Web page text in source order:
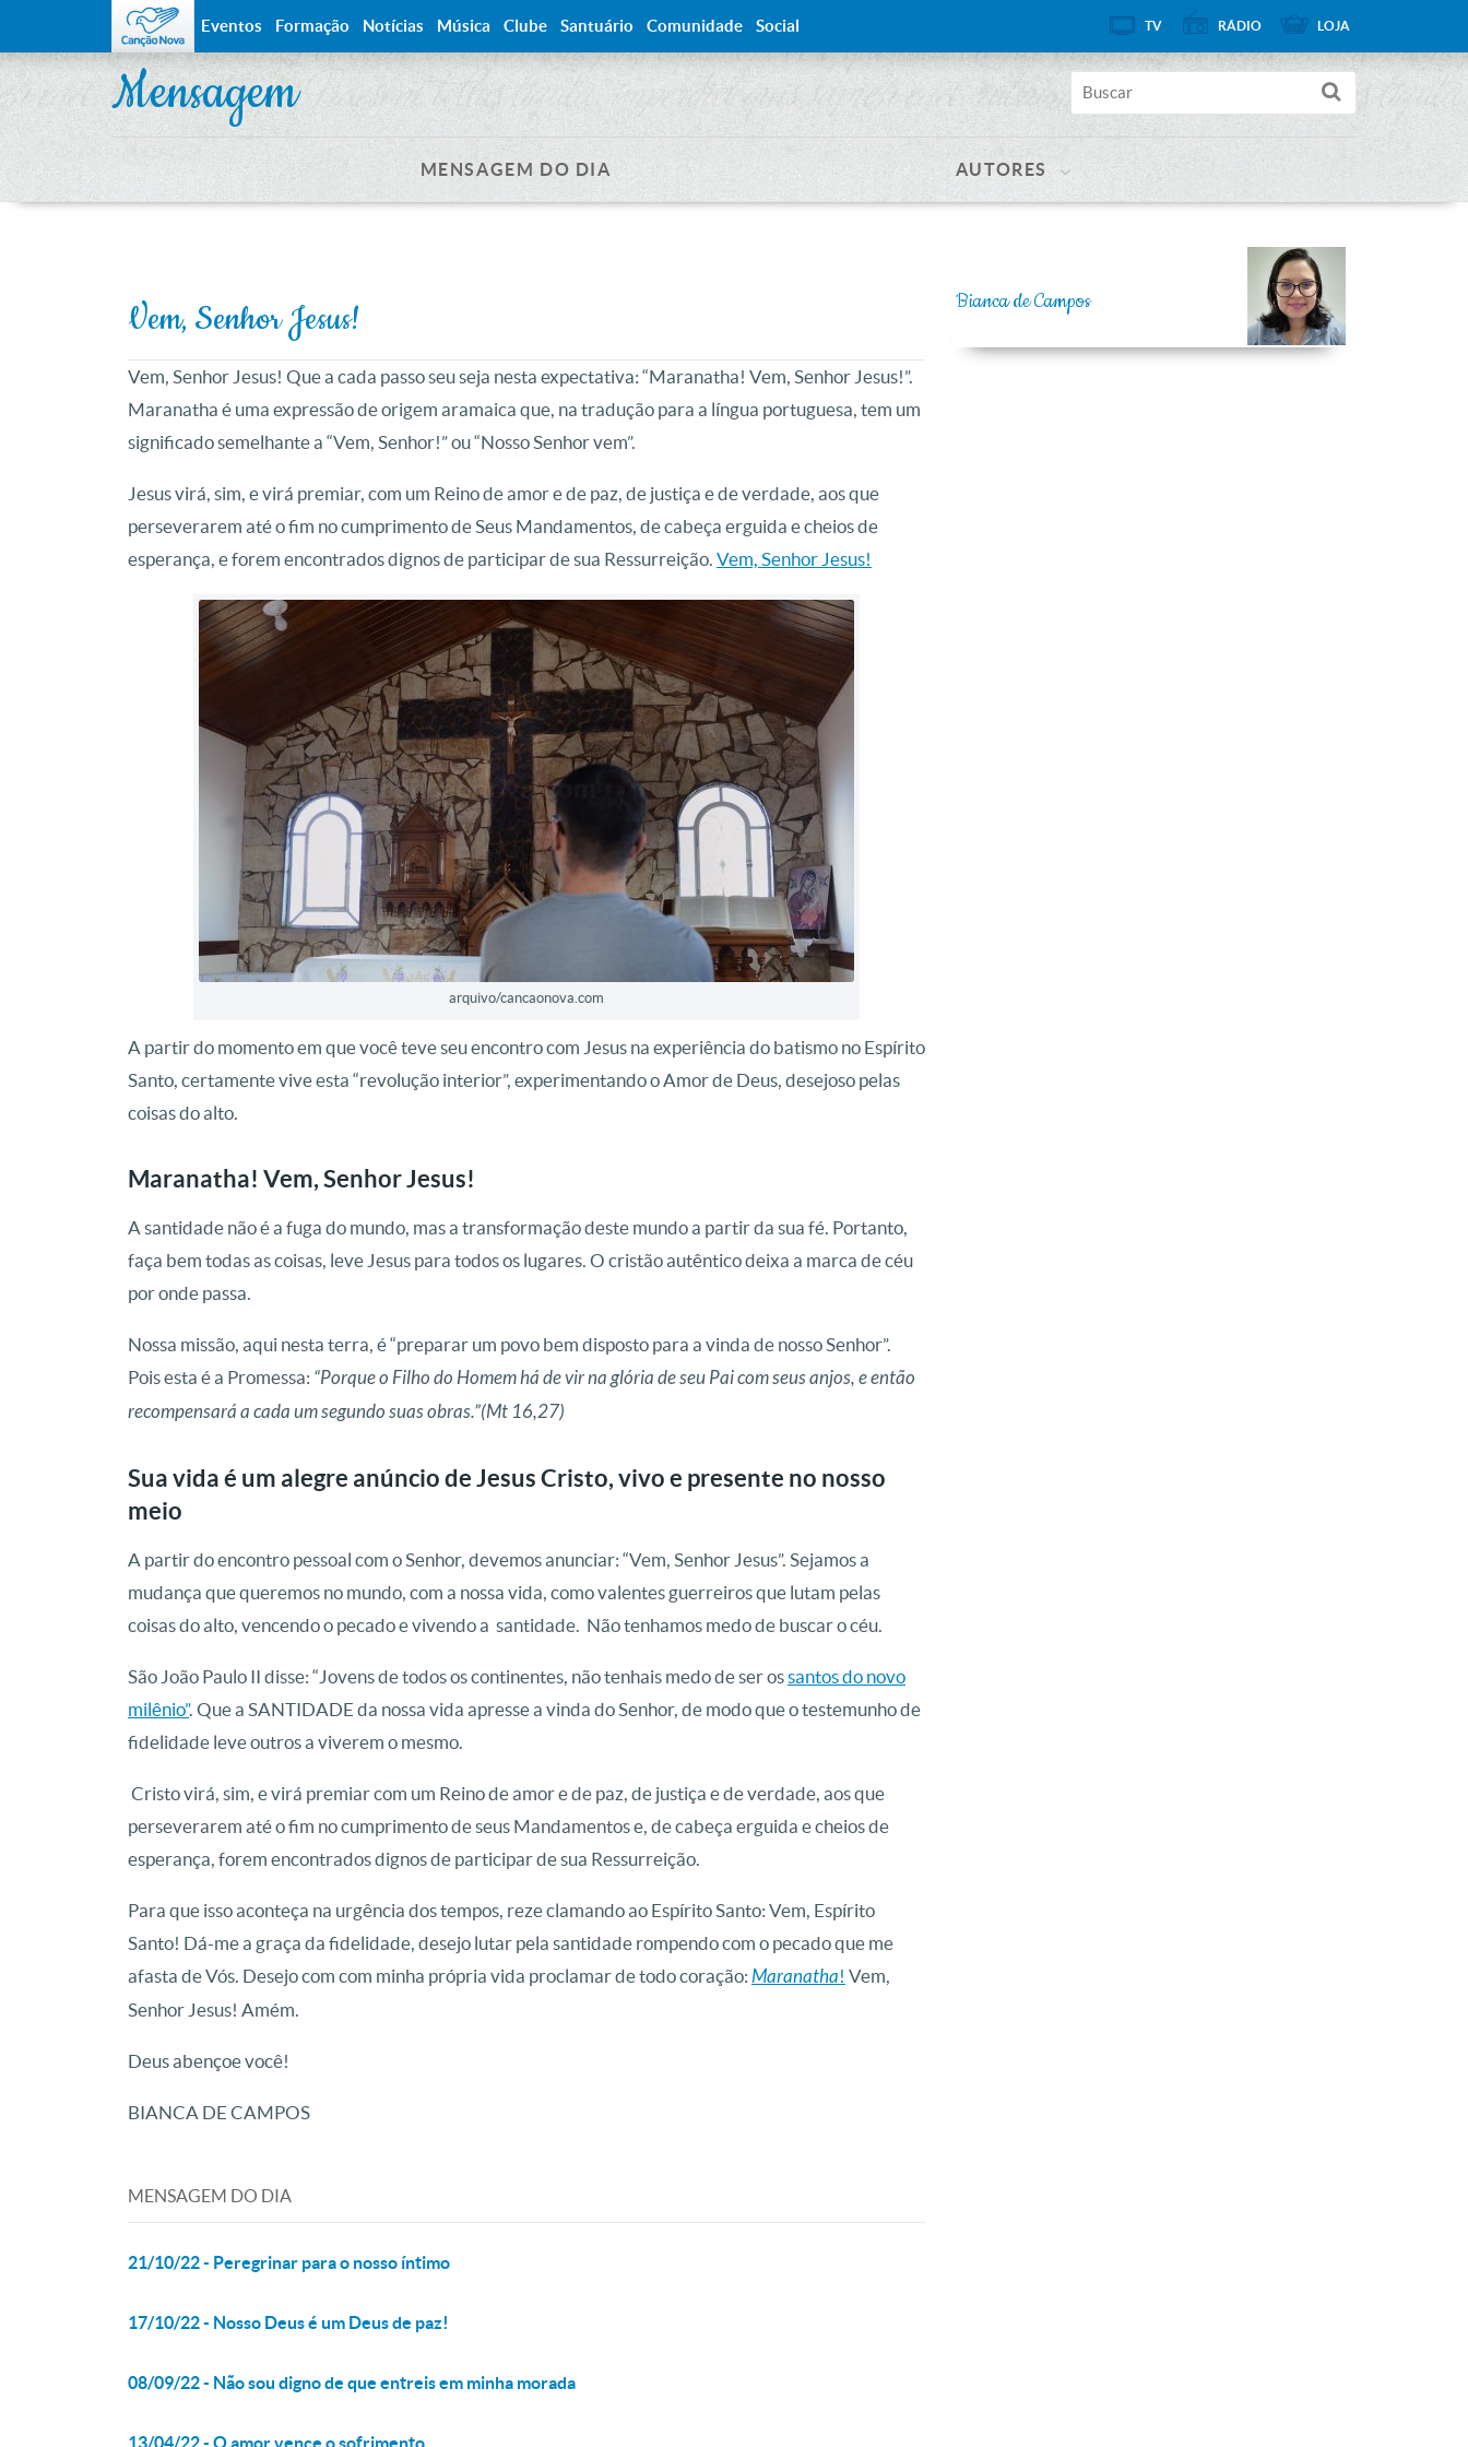
Mensagem
MENSAGEM DO DIA AUTORES
Vem, Senhor Jesus!
Vem, Senhor Jesus! Que a cada passo seu seja nesta expectativa: “Maranatha! Vem, Senhor Jesus!”.
Maranatha é uma expressão de origem aramaica que, na tradução para a língua portuguesa, tem um
significado semelhante a “Vem, Senhor!” ou “Nosso Senhor vem”.
Jesus virá, sim, e virá premiar, com um Reino de amor e de paz, de justiça e de verdade, aos que
perseverarem até o fim no cumprimento de Seus Mandamentos, de cabeça erguida e cheios de
esperança, e forem encontrados dignos de participar de sua Ressurreição. Vem, Senhor Jesus!
arquivo/cancaonova.com
A partir do momento em que você teve seu encontro com Jesus na experiência do batismo no Espírito
Santo, certamente vive esta “revolução interior”, experimentando o Amor de Deus, desejoso pelas
coisas do alto.
Maranatha! Vem, Senhor Jesus!
A santidade não é a fuga do mundo, mas a transformação deste mundo a partir da sua fé. Portanto,
faça bem todas as coisas, leve Jesus para todos os lugares. O cristão autêntico deixa a marca de céu
por onde passa.
Nossa missão, aqui nesta terra, é “preparar um povo bem disposto para a vinda de nosso Senhor”.
Pois esta é a Promessa: “Porque o Filho do Homem há de vir na glória de seu Pai com seus anjos, e então
recompensará a cada um segundo suas obras.”(Mt 16,27)
Sua vida é um alegre anúncio de Jesus Cristo, vivo e presente no nosso
meio
A partir do encontro pessoal com o Senhor, devemos anunciar: “Vem, Senhor Jesus”. Sejamos a
mudança que queremos no mundo, com a nossa vida, como valentes guerreiros que lutam pelas
coisas do alto, vencendo o pecado e vivendo a santidade. Não tenhamos medo de buscar o céu.
São João Paulo II disse: “ Jovens de todos os continentes, não tenhais medo de ser ossantos do novo
milênio”. Que a SANTIDADE da nossa vida apresse a vinda do Senhor, de modo que o testemunho de
fidelidade leve outros a viverem o mesmo.
Cristo virá, sim, e virá premiar com um Reino de amor e de paz, de justiça e de verdade, aos que
perseverarem até o fim no cumprimento de seus Mandamentos e, de cabeça erguida e cheios de
esperança, forem encontrados dignos de participar de sua Ressurreição.
Para que isso aconteça na urgência dos tempos, reze clamando ao Espírito Santo: Vem, Espírito
Santo! Dá-me a graça da fidelidade, desejo lutar pela santidade rompendo com o pecado que me
afasta de Vós. Desejo com com minha própria vida proclamar de todo coração: Maranatha! Vem,
Senhor Jesus! Amém.
Deus abençoe você!
BIANCA DE CAMPOS
MENSAGEM DO DIA
21/10/22 - Peregrinar para o nosso íntimo
17/10/22 - Nosso Deus é um Deus de paz!
08/09/22 - Não sou digno de que entreis em minha morada
13/04/22 - O amor vence o sofrimento
Bianca de Campos
Eventos Formação Notícias Música Clube Santuário Comunidade Social TV RÁDIO LOJA